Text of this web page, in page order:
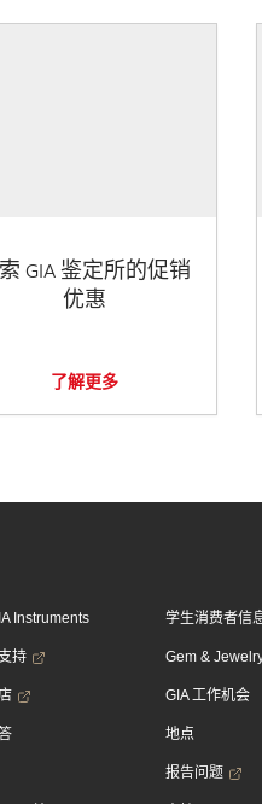
GIA 鉴定所的促销
优惠
了解更多
Instruments
持
学生消费者信
Gem &
GIA 工作机会
地点
报告问题